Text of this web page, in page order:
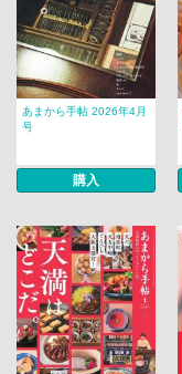
あまから手帖 2026年4月
号
購入